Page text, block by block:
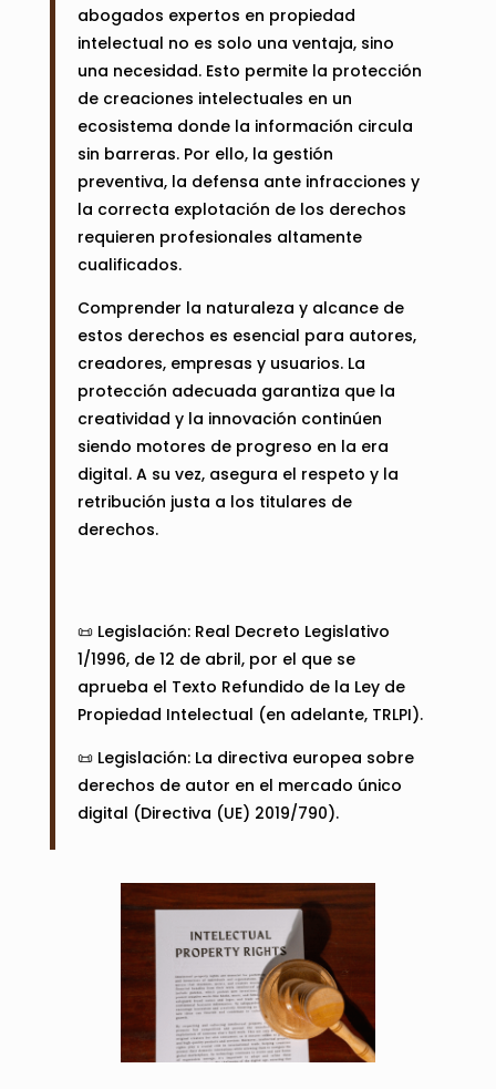
abogados expertos en propiedad
intelectual no es solo una ventaja, sino
una necesidad. Esto permite la protección
de creaciones intelectuales en un
ecosistema donde la información circula
sin barreras. Por ello, la gestión
preventiva, la defensa ante infracciones y
la correcta explotación de los derechos
requieren profesionales altamente
cualificados.
Comprender la naturaleza y alcance de
estos derechos es esencial para autores,
creadores, empresas y usuarios. La
protección adecuada garantiza que la
creatividad y la innovación continúen
siendo motores de progreso en la era
digital. A su vez, asegura el respeto y la
retribución justa a los titulares de
derechos.
📜 Legislación: Real Decreto Legislativo
1/1996, de 12 de abril, por el que se
aprueba el Texto Refundido de la Ley de
Propiedad Intelectual (en adelante, TRLPI).
📜 Legislación: La directiva europea sobre
derechos de autor en el mercado único
digital (Directiva (UE) 2019/790).